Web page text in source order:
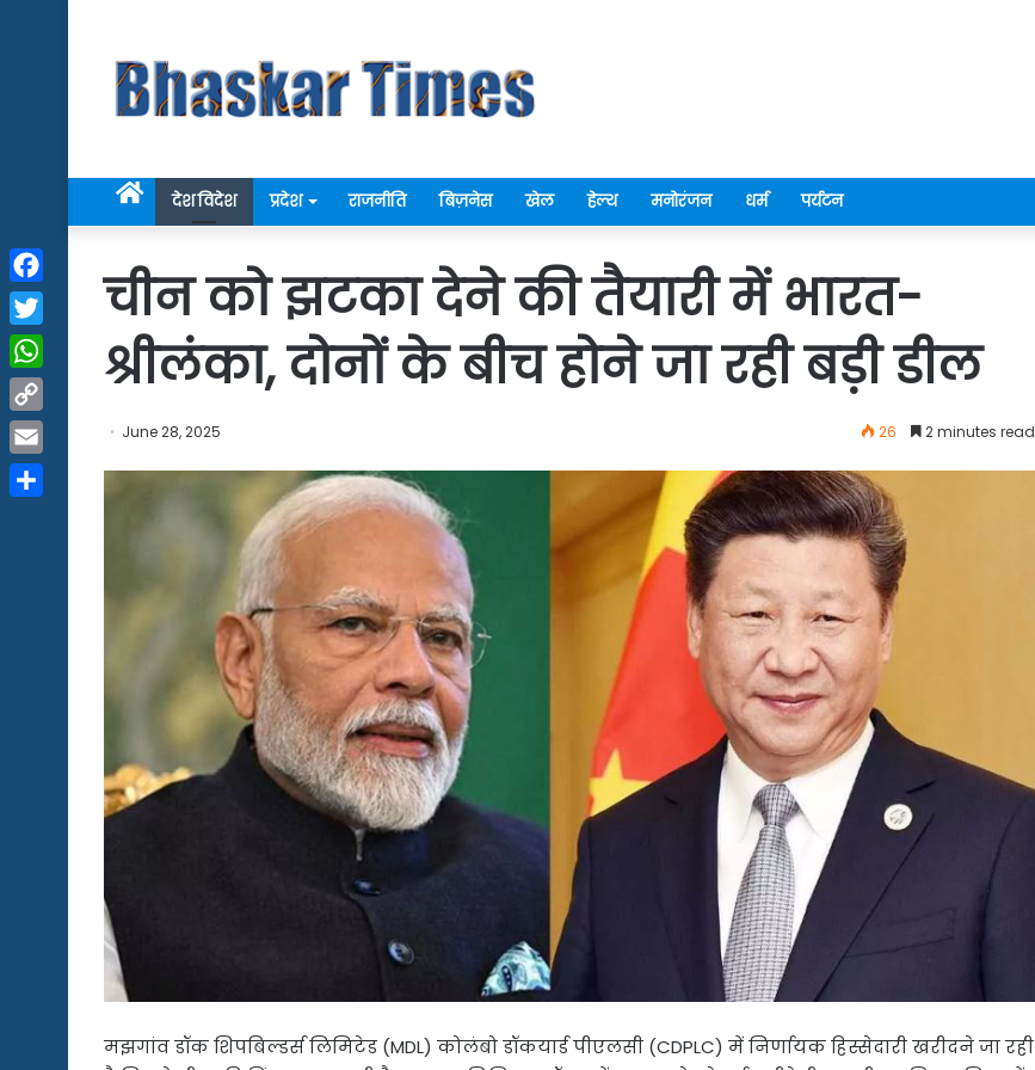
Homeदेश विदेश प्रदेश राजनीति बिज़नेस खेल हेल्थ मनोरंजन धर्म पर्यटन
चीन को झटका देने की तैयारी में भारत-
श्रीलंका, दोनों के बीच होने जा रही बड़ी डील
June 28, 2025 26 2 minutes read
मझगांव डॉक शिपबिल्डर्स लिमिटेड (MDL) कोलंबो डॉकयार्ड पीएलसी (CDPLC) में निर्णायक हिस्सेदारी खरीदने जा रही
Facebook
Twitter
WhatsApp
Copy
Link
Email